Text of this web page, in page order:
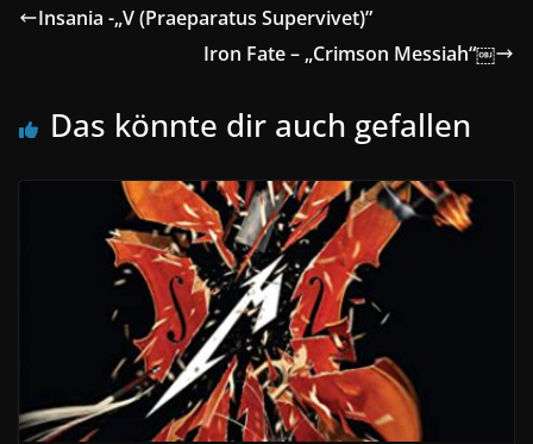
Insania -„V (Praeparatus Supervivet)”
Iron Fate – „Crimson Messiah“￼
Das könnte dir auch gefallen